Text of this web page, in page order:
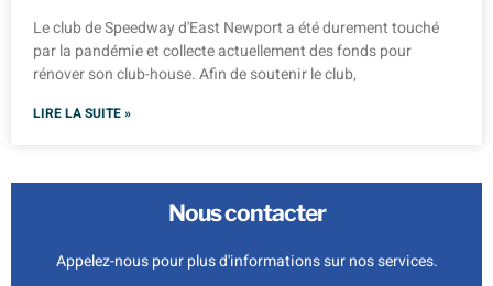
Le club de Speedway d'East Newport a été durement touché
par la pandémie et collecte actuellement des fonds pour
rénover son club-house. Afin de soutenir le club,
LIRE LA SUITE »
Nous contacter
Appelez-nous pour plus d'informations sur nos services.